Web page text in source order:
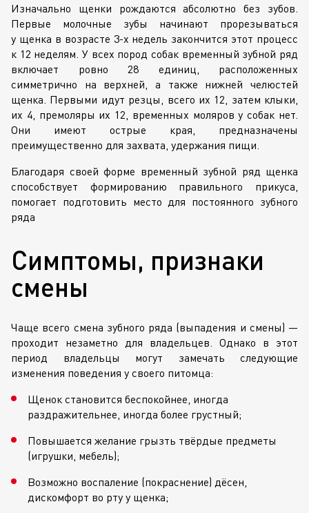
Изначально щенки рождаются абсолютно без зубов.
Первые молочные зубы начинают прорезываться
у щенка в возрасте 3-х недель закончится этот процесс
к 12 неделям. У всех пород собак временный зубной ряд
включает ровно 28 единиц, расположенных
симметрично на верхней, а также нижней челюстей
щенка. Первыми идут резцы, всего их 12, затем клыки,
их 4, премоляры их 12, временных моляров у собак нет.
Они имеют острые края, предназначены
преимущественно для захвата, удержания пищи.
Благодаря своей форме временный зубной ряд щенка
способствует формированию правильного прикуса,
помогает подготовить место для постоянного зубного
ряда
Симптомы, признаки
смены
Чаще всего смена зубного ряда (выпадения и смены) —
проходит незаметно для владельцев. Однако в этот
период владельцы могут замечать следующие
изменения поведения у своего питомца:
Щенок становится беспокойнее, иногда
раздражительнее, иногда более грустный;
Повышается желание грызть твёрдые предметы
(игрушки, мебель);
Возможно воспаление (покраснение) дёсен,
дискомфорт во рту у щенка;